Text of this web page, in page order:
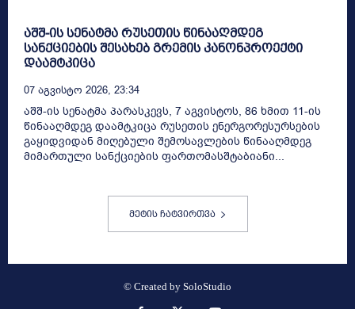
აშშ-ის სენატმა რუსეთის წინააღმდეგ
სანქციების შესახებ გრემის კანონპროექტი
დაამტკიცა
07 Აგვისტო 2026, 23:34
აშშ-ის სენატმა პარასკევს, 7 აგვისტოს, 86 ხმით 11-ის
წინააღმდეგ დაამტკიცა რუსეთის ენერგორესურსების
გაყიდვიდან მიღებული შემოსავლების წინააღმდეგ
მიმართული სანქციების ფართომასშტაბიანი...
მეტის ჩატვირთვა
© Created by SoloStudio